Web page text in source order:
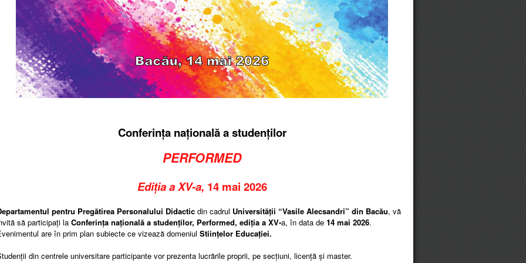
Conferința națională a studenților
PERFORMED
Ediția a XV-a, 14 mai 2026
pentru Pregătirea Personalului Didactic din cadrul Universității “Vasile Alecsandri” din Bacău, vă
să participați la Conferința națională a studenților, Performed, ediţia a XV-a, în data de 14 mai 2026.
are în prim plan subiecte ce vizează domeniul Stiințelor Educației.
din centrele universitare participante vor prezenta lucrările proprii, pe secțiuni, licență și master.